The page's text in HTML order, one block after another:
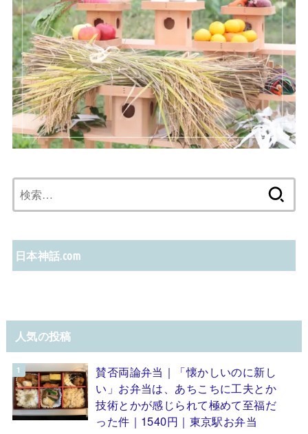
索:
日本神話.com
人気の投稿
賛否両論弁当｜「懐かしいのに新し
い」お弁当は、あちこちに工夫とか
技術とかが感じられて極めて至福だ
った件｜1540円｜東京駅お弁当